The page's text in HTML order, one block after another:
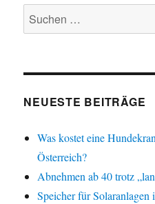
Suchen
nach:
NEUESTE BEITRÄGE
Was kostet eine
Österreich?
Abnehmen ab 40 trotz
Speicher für Solaranlagen